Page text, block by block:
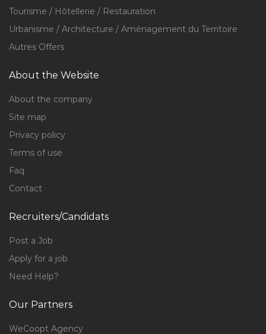
Tourisme / Hôtellerie / Restauration
Urbanisme / Architecture / Aménagement du Territoire
Autres Offers
About the Website
About the company
Site map
Privacy policy
Terms of use
Faq
Contact
Recruiters/Candidats
Post a Job
Apply for a job
Need Help?
Our Partners
WeCoopt Agency